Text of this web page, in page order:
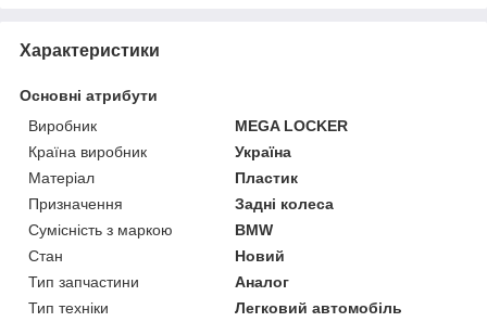
Характеристики
Основні атрибути
Виробник
MEGA LOCKER
Країна виробник
Україна
Матеріал
Пластик
Призначення
Задні колеса
Сумісність з маркою
BMW
Стан
Новий
Тип запчастини
Аналог
Тип техніки
Легковий автомобіль